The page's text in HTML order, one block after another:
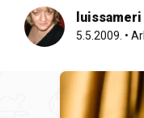
luissameri
5.5.2009. •